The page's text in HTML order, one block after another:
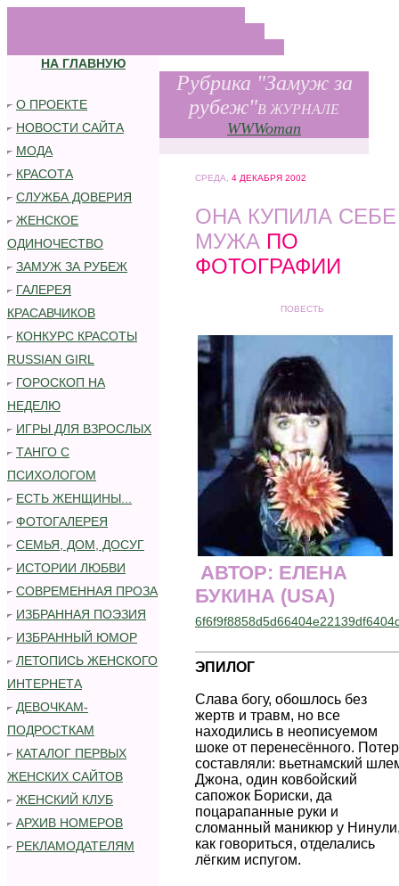
НА ГЛАВНУЮ
О ПРОЕКТЕ
НОВОСТИ САЙТА
МОДА
КРАСОТА
СЛУЖБА ДОВЕРИЯ
ЖЕНСКОЕ
ОДИНОЧЕСТВО
ЗАМУЖ ЗА РУБЕЖ
ГАЛЕРЕЯ
КРАСАВЧИКОВ
КОНКУРС КРАСОТЫ
RUSSIAN GIRL
ГОРОСКОП НА
НЕДЕЛЮ
ИГРЫ ДЛЯ ВЗРОСЛЫХ
ТАНГО С
ПСИХОЛОГОМ
ЕСТЬ ЖЕНЩИНЫ...
ФОТОГАЛЕРЕЯ
СЕМЬЯ, ДОМ, ДОСУГ
ИСТОРИИ ЛЮБВИ
СОВРЕМЕННАЯ ПРОЗА
ИЗБРАННАЯ ПОЭЗИЯ
ИЗБРАННЫЙ ЮМОР
ЛЕТОПИСЬ ЖЕНСКОГО
ИНТЕРНЕТА
ДЕВОЧКАМ-
ПОДРОСТКАМ
КАТАЛОГ ПЕРВЫХ
ЖЕНСКИХ САЙТОВ
ЖЕНСКИЙ КЛУБ
АРХИВ НОМЕРОВ
РЕКЛАМОДАТЕЛЯМ
Рубрика "Замуж за
рубеж"В ЖУРНАЛЕ
WWWoman
СРЕДА, 4 ДЕКАБРЯ 2002
ОНА КУПИЛА СЕБЕ
МУЖА ПО
ФОТОГРАФИИ
ПОВЕСТЬ
АВТОР: ЕЛЕНА
БУКИНА (USA)
ЭПИЛОГ
Слава богу, обошлось без
жертв и травм, но все
находились в неописуемом
шоке от перенесённого.
составляли: вьетнамский
Джона, один ковбойский
сапожок Бориски, да
поцарапанные руки и
сломанный маникюр у
как говориться, отделались
лёгким испугом.